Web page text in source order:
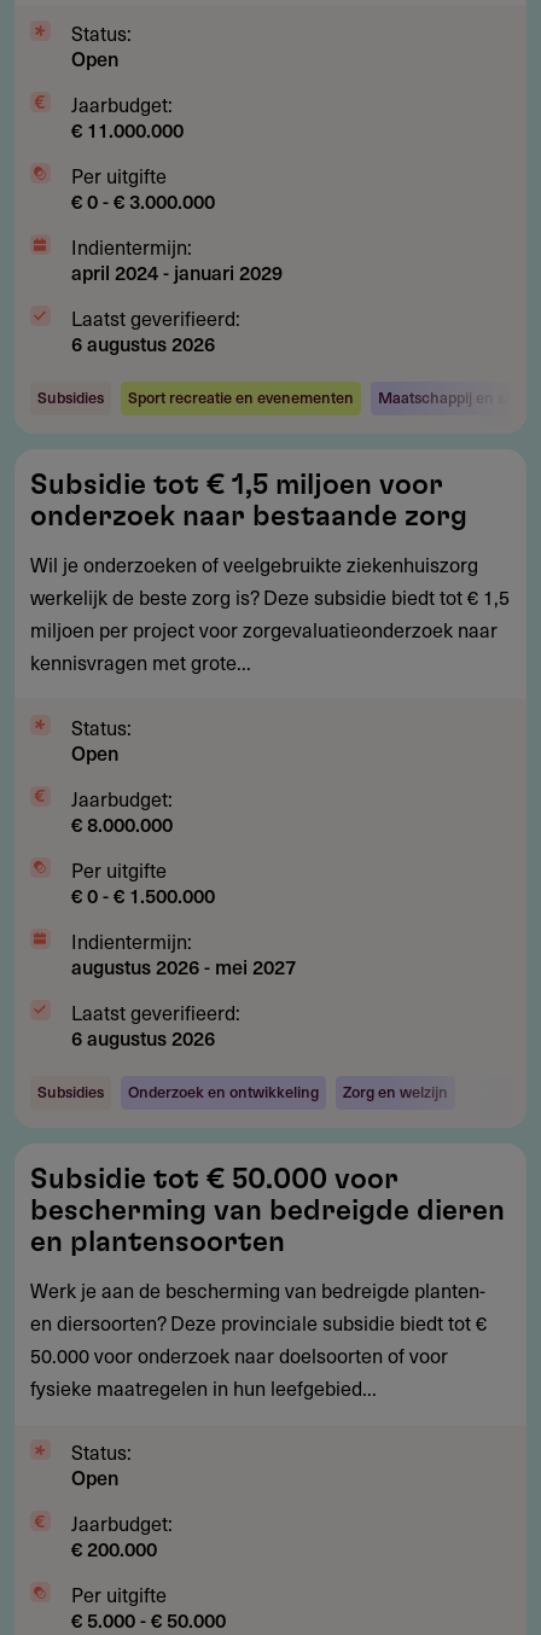
Status:
Open
Jaarbudget:
€ 11.000.000
Per uitgifte
€ 0 - € 3.000.000
Indientermijn:
april 2024- januari 2029
Laatst geverifieerd:
6 augustus 2026
Subsidies Sport recreatie en evenementen Maatschappij en
tot
€
1,5
miljoen
voor
onderzoek
bestaande
Subsidie tot € 1,5 miljoen voor
onderzoek naar bestaande zorg
Wil je onderzoeken of veelgebruikte ziekenhuiszorg
werkelijk de beste zorg is? Deze subsidie biedt tot € 1,5
miljoen per project voor zorgevaluatieonderzoek naar
kennisvragen met grote...
Status:
Open
Jaarbudget:
€ 8.000.000
Per uitgifte
€ 0 - € 1.500.000
Indientermijn:
augustus 2026- mei 2027
Laatst geverifieerd:
6 augustus 2026
Subsidies Onderzoek en ontwikkeling Zorg en welzijn
tot
€
50.000
voor
bescherming
van
bedreigde
en
plantensoorten
Subsidie tot € 50.000 voor
bescherming van bedreigde dieren
en plantensoorten
Werk je aan de bescherming van bedreigde planten-
en diersoorten? Deze provinciale subsidie biedt tot €
50.000 voor onderzoek naar doelsoorten of voor
fysieke maatregelen in hun leefgebied...
Status:
Open
Jaarbudget:
€ 200.000
Per uitgifte
€ 5.000 - € 50.000